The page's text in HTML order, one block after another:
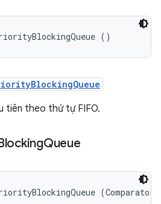
()
tiên theo thứ tự FIFO.
Queue